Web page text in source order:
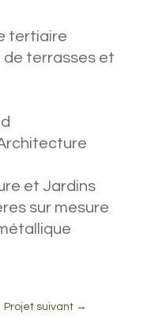
tertiaire
terrasses et
et Jardins
sur mesure
Projet suivant →